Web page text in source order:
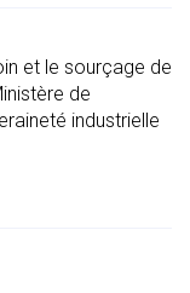
et le sourçage de
de
industrielle